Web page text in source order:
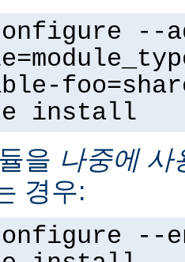
--
install
을 나중에 사
경우:
--